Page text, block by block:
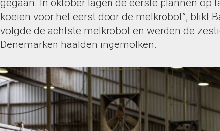
gegaan. In oktober lagen de eerste plannen op
koeien voor het eerst door de melkrobot”, blikt
volgde de achtste melkrobot en werden de
Denemarken haalden ingemolken.